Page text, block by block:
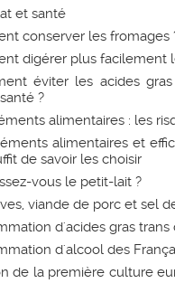
et santé
conserver les fromages
digérer plus facilement
éviter les acides
?
alimentaires : les
alimentaires et
de savoir les choisir
vous le petit-lait ?
viande de porc et sel
d'acides gras
d'alcool des
de la première culture